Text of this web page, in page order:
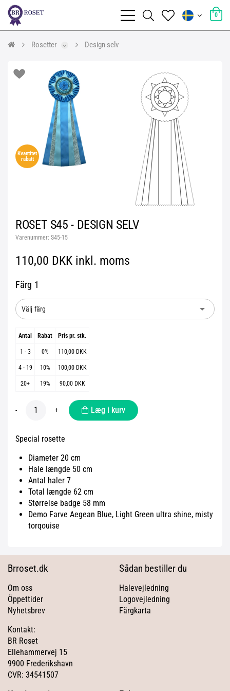
0
Rosetter Design selv
Kvantitet
rabatt
ROSET S45 - DESIGN SELV
Varenummer: S45-15
110,00 DKK inkl. moms
Färg 1
Välj färg arrow_drop_down
Antal Rabat Pris pr. stk.
1 - 3 0% 110,00 DKK
4 - 19 10% 100,00 DKK
20+ 19% 90,00 DKK
- + Læg i kurv
Special rosette
Diameter 20 cm
Hale længde 50 cm
Antal haler 7
Total længde 62 cm
Størrelse badge 58 mm
Demo Farve Aegean Blue, Light Green ultra shine, misty
torqouise
Brroset.dk
Om oss
Öppettider
Nyhetsbrev
Kontakt:
BR Roset
Ellehammervej 15
9900 Frederikshavn
CVR: 34541507
Sådan bestiller du
Halevejledning
Logovejledning
Färgkarta